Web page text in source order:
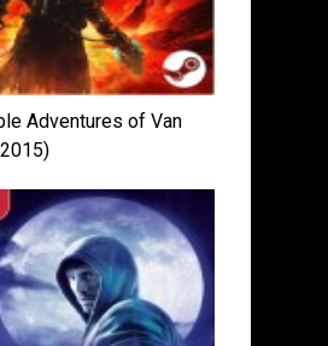
Adventures of Van